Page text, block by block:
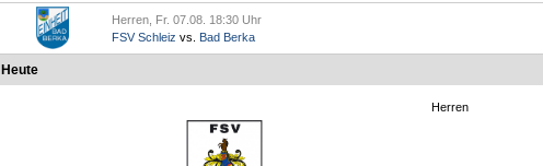
Herren, Fr. 07.08. 18:30 Uhr
FSV Schleiz vs. Bad Berka
Heute
Herren